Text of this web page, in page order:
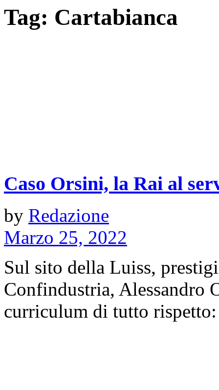
Tag: Cartabianca
Caso Orsini, la Rai al
by Redazione
Marzo 25, 2022
Sul sito della Luiss,
Confindustria, Alessandro
curriculum di tutto